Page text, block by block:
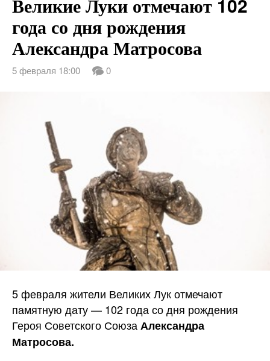
Великие Луки отмечают 102
года со дня рождения
Александра Матросова
5 февраля 18:00 0
5 февраля жители Великих Лук отмечают
памятную дату — 102 года со дня рождения
Героя Советского СоюзаАлександра
Матросова.